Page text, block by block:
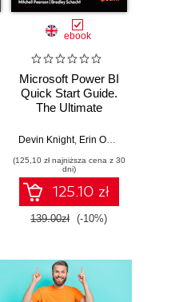
ebook
Microsoft Power BI
Quick Start Guide.
The Ultimate
to Power BI, Data
Tools, and
Microsoft Fabric -
Fourth Edition
Devin Knight, Erin Ostrowsky
(125,10 zł najniższa cena z 30
dni)
125.10 zł
139.00zł (-10%)